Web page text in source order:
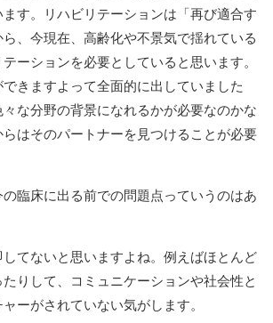
す。リハビリテーションは「再び適合す
、今現在、高齢化や不景気で揺れている
ーションを必要としていると思います。
きますよって全面的に出していました
な分野の背景になれるかが必要なのかな
はそのパートナーを見つけることが必要
の臨床に出る前での問題点っていうのはあ
してないと思いますよね。例えばほとんど
りして、コミュニケーションや社会性と
ーがされていない気がします。